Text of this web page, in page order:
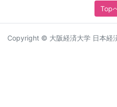
Top
Copyright © 大阪経済大学 日本経